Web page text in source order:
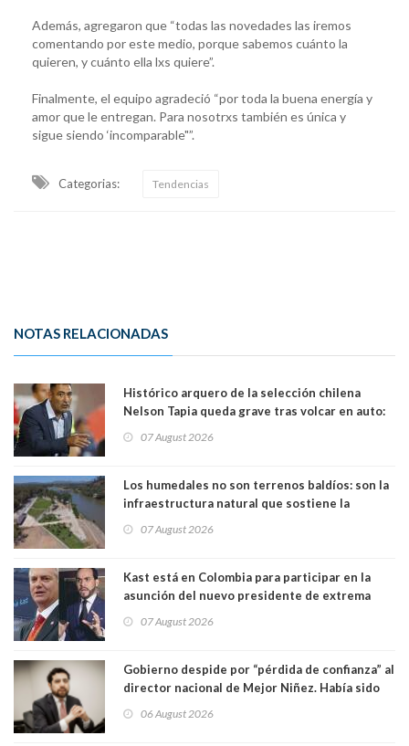
Además, agregaron que “todas las novedades las iremos
comentando por este medio, porque sabemos cuánto la
quieren, y cuánto ella lxs quiere”.
Finalmente, el equipo agradeció “por toda la buena energía y
amor que le entregan. Para nosotrxs también es única y
sigue siendo ‘incomparable"”.
Categorias: Tendencias
NOTAS RELACIONADAS
Histórico arquero de la selección chilena
Nelson Tapia queda grave tras volcar en auto:
07 August 2026
Los humedales no son terrenos baldíos: son la
infraestructura natural que sostiene la
07 August 2026
Kast está en Colombia para participar en la
asunción del nuevo presidente de extrema
07 August 2026
Gobierno despide por “pérdida de confianza” al
director nacional de Mejor Niñez. Había sido
06 August 2026